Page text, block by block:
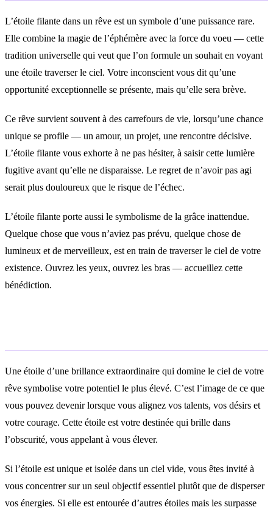
L’étoile filante dans un rêve est un symbole d’une puissance rare.
Elle combine la magie de l’éphémère avec la force du voeu — cette
tradition universelle qui veut que l’on formule un souhait en voyant
une étoile traverser le ciel. Votre inconscient vous dit qu’une
opportunité exceptionnelle se présente, mais qu’elle sera brève.
Ce rêve survient souvent à des carrefours de vie, lorsqu’une chance
unique se profile — un amour, un projet, une rencontre décisive.
L’étoile filante vous exhorte à ne pas hésiter, à saisir cette lumière
fugitive avant qu’elle ne disparaisse. Le regret de n’avoir pas agi
serait plus douloureux que le risque de l’échec.
L’étoile filante porte aussi le symbolisme de la grâce inattendue.
Quelque chose que vous n’aviez pas prévu, quelque chose de
lumineux et de merveilleux, est en train de traverser le ciel de votre
existence. Ouvrez les yeux, ouvrez les bras — accueillez cette
bénédiction.
Une étoile d’une brillance extraordinaire qui domine le ciel de votre
rêve symbolise votre potentiel le plus élevé. C’est l’image de ce que
vous pouvez devenir lorsque vous alignez vos talents, vos désirs et
votre courage. Cette étoile est votre destinée qui brille dans
l’obscurité, vous appelant à vous élever.
Si l’étoile est unique et isolée dans un ciel vide, vous êtes invité à
vous concentrer sur un seul objectif essentiel plutôt que de disperser
vos énergies. Si elle est entourée d’autres étoiles mais les surpasse